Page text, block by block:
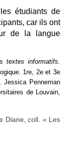
étudiants de
car ils ont
de la langue
textes informatifs.
1re, 2e et 3e
Jessica Penneman
de Louvain,
Diane, coll. « Les